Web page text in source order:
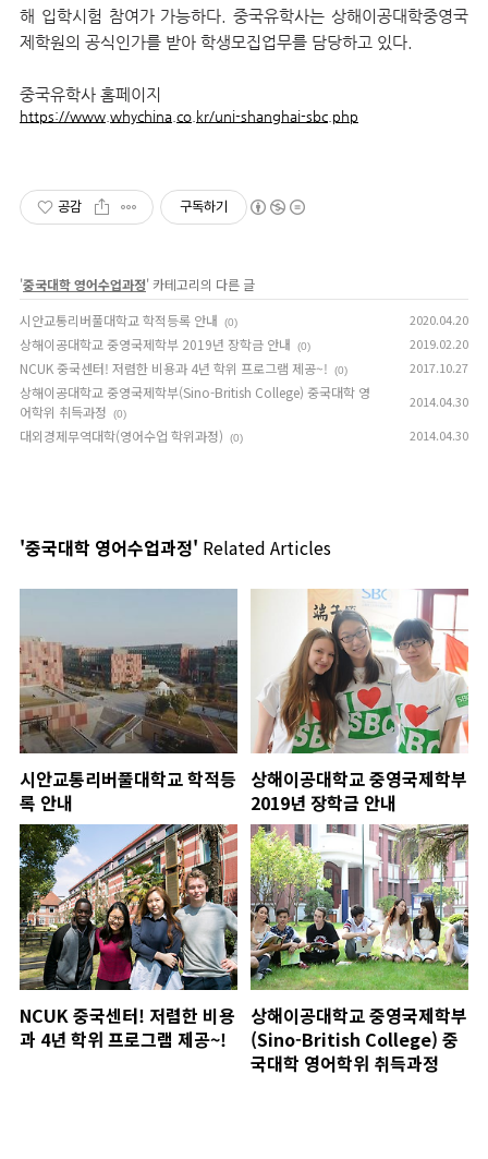
해 입학시험 참여가 가능하다. 중국유학사는 상해이공대학중영국
제학원의 공식인가를 받아 학생모집업무를 담당하고 있다.
중국유학사 홈페이지
https://www.whychina.co.kr/uni-shanghai-sbc.php
공감 구독하기
'중국대학 영어수업과정' 카테고리의 다른 글
시안교통리버풀대학교 학적등록 안내
(0) 2020.04.20
상해이공대학교 중영국제학부 2019년 장학금 안내 (0) 2019.02.20
NCUK 중국센터! 저렴한 비용과 4년 학위 프로그램 제공~! (0) 2017.10.27
상해이공대학교 중영국제학부(Sino-British College) 중국대학 영
어학위 취득과정
(0)
2014.04.30
대외경제무역대학(영어수업 학위과정) (0) 2014.04.30
'중국대학 영어수업과정' Related Articles
시안교통리버풀대학교 학적등
록 안내
상해이공대학교 중영국제학부
2019년 장학금 안내
NCUK 중국센터! 저렴한 비용
과 4년 학위 프로그램 제공~!
상해이공대학교 중영국제학부
(Sino-British College) 중
국대학 영어학위 취득과정